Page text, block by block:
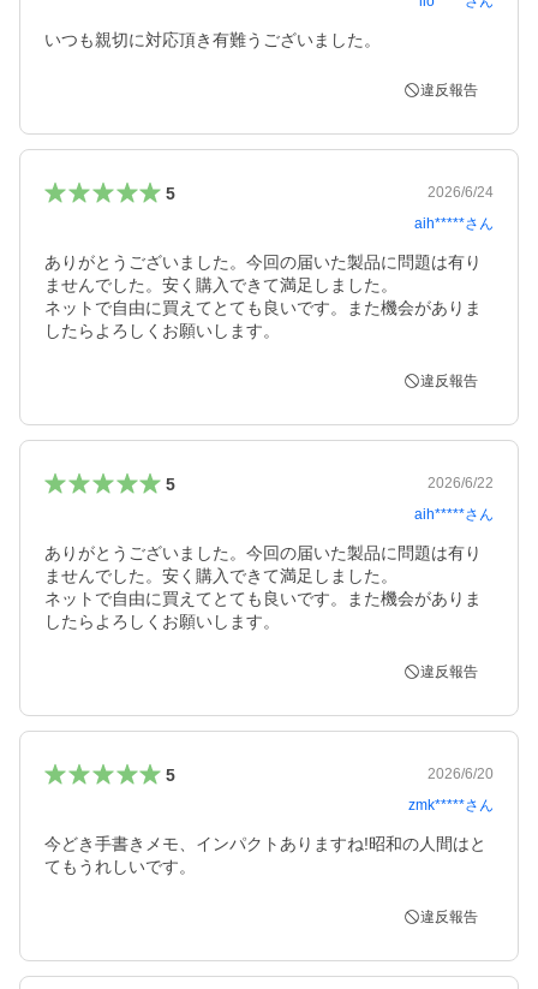
いつも親切に対応頂き有難うございました。
違反報告
5
2026/6/24
aih*****さん
ありがとうございました。今回の届いた製品に問題は有り
ませんでした。安く購入できて満足しました。
ネットで自由に買えてとても良いです。また機会がありま
したらよろしくお願いします。
違反報告
5
2026/6/22
aih*****さん
ありがとうございました。今回の届いた製品に問題は有り
ませんでした。安く購入できて満足しました。
ネットで自由に買えてとても良いです。また機会がありま
したらよろしくお願いします。
違反報告
5
2026/6/20
zmk*****さん
今どき手書きメモ、インパクトありますね!昭和の人間はと
てもうれしいです。
違反報告